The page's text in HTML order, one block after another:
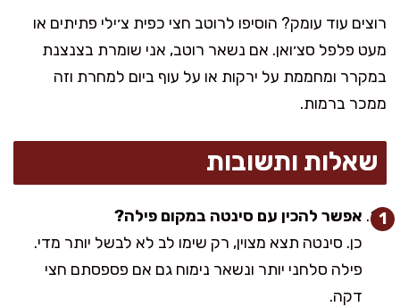
רוצים עוד עומק? הוסיפו לרוטב חצי כפית צ׳ילי פתיתים או
מעט פלפל סצ׳ואן. אם נשאר רוטב, אני שומרת בצנצנת
במקרר ומחממת על ירקות או על עוף ביום למחרת וזה
ממכר ברמות.
שאלות ותשובות
אפשר להכין עם סינטה במקום פילה?
כן. סינטה תצא מצוין, רק שימו לב לא לבשל יותר מדי.
פילה סלחני יותר ונשאר נימוח גם אם פספסתם חצי
דקה.